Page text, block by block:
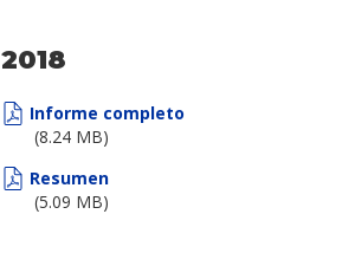
2018
Informe completo
(8.24 MB)
Resumen
(5.09 MB)